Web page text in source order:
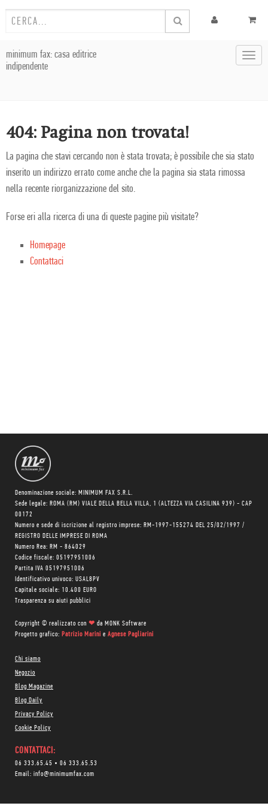
minimum fax: casa editrice
indipendente
404: Pagina non trovata!
La pagina che stavi cercando non è stata trovata; è possibile che sia stato
inserito un indirizzo errato come anche che la pagina sia stata rimossa
nella recente riorganizzazione del sito.
Forse eri alla ricerca di una di queste pagine più visitate?
Homepage
Contattaci
Denominazione sociale: MINIMUM FAX S.R.L.
Sede legale: ROMA (RM) VIALE DELLA BELLA VILLA, 1 (ALTEZZA VIA CASILINA 939) - CAP
00172
Numero e sede di iscrizione al registro imprese: RM-1997-155274 DEL 25/02/1997 /
REGISTRO DELLE IMPRESE DI ROMA
Numero Rea: RM - 864029
Codice fiscale: 05197951006
Partita IVA 05197951006
Identificativo univoco: USAL8PV
Capitale sociale: 10.400 EURO
Trasparenza su aiuti pubblici
Copyright © realizzato con ❤ da MONK Software
Progetto grafico: Patrizio Marini e Agnese Pagliarini
Chi siamo
Negozio
Blog Magazine
Blog Daily
Privacy Policy
Cookie Policy
CONTATTACI:
06 333.65.45 • 06 333.65.53
Email: info@minimumfax.com